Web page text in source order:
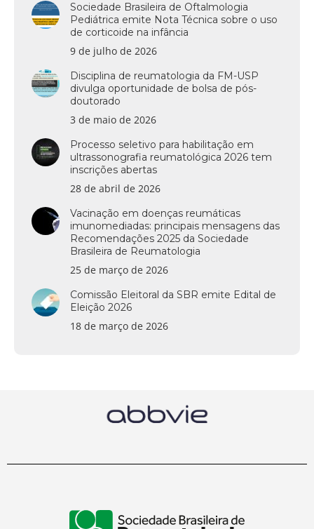
Sociedade Brasileira de Oftalmologia
Pediátrica emite Nota Técnica sobre o uso
de corticoide na infância
9 de julho de 2026
Disciplina de reumatologia da FM-USP
divulga oportunidade de bolsa de pós-
doutorado
3 de maio de 2026
Processo seletivo para habilitação em
ultrassonografia reumatológica 2026 tem
inscrições abertas
28 de abril de 2026
Vacinação em doenças reumáticas
imunomediadas: principais mensagens das
Recomendações 2025 da Sociedade
Brasileira de Reumatologia
25 de março de 2026
Comissão Eleitoral da SBR emite Edital de
Eleição 2026
18 de março de 2026